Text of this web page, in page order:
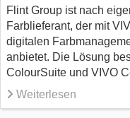
Flint Group ist nach
Farblieferant, der mit
digitalen
anbietet. Die Lösung
ColourSuite und VIVO
Weiterlesen